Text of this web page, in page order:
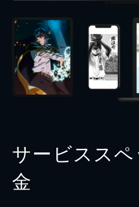
サービスス
金